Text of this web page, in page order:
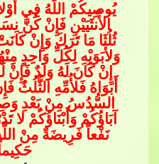
يُوصِيكُمْ اللَّهُ فِي
الأُنثَيَيْنِ فَإِنْ كُنَّ
ثُلُثَا مَا تَرَكَ وَإِنْ
وَلأَبَوَيْهِ لِكُلِّ وَاحِدٍ
إِنْ كَانَ لَهُ وَلَدٌ
أَبَوَاهُ فَلأُمِّهِ الثُّلُثُ
السُّدُسُ مِنْ بَعْدِ
آبَاؤُكُمْ وَأَبْنَاؤُكُمْ
نَفْعاً فَرِيضَةً مِنْ
حَكِيماً